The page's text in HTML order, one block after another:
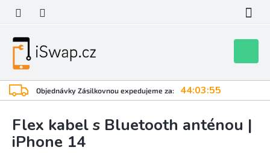
obsah
Objednávky Zásilkovnou expedujeme za: 44:03:55
košík
Flex kabel s Bluetooth anténou |
iPhone 14